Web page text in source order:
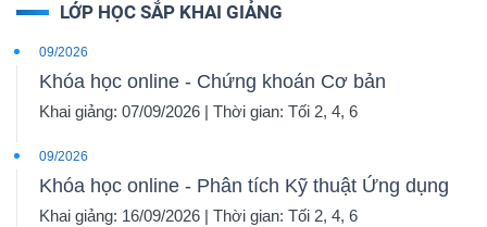
LỚP HỌC SẮP KHAI GIẢNG
09/2026
Khóa học online - Chứng khoán Cơ bản
Khai giảng: 07/09/2026 | Thời gian: Tối 2, 4, 6
09/2026
Khóa học online - Phân tích Kỹ thuật Ứng dụng
Khai giảng: 16/09/2026 | Thời gian: Tối 2, 4, 6